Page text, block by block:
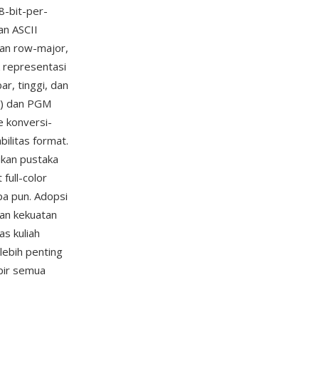
bit-per-
ASCII
row-major,
representasi
tinggi, dan
dan PGM
konversi-
format.
pustaka
full-color
pun. Adopsi
kekuatan
kuliah
penting
semua